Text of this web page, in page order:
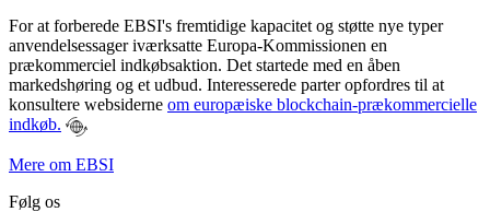
For at forberede EBSI's fremtidige kapacitet og støtte nye typer
anvendelsessager iværksatte Europa-Kommissionen en
prækommerciel indkøbsaktion. Det startede med en åben
markedshøring og et udbud. Interesserede parter opfordres til at
konsultere websiderne om europæiske blockchain-prækommercielle
indkøb.
Mere om EBSI
Følg os